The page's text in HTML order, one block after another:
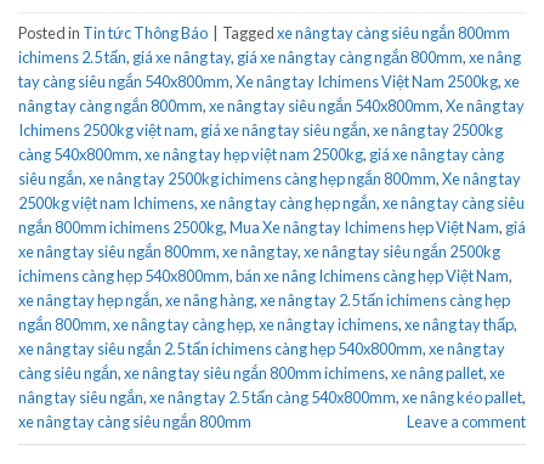
Posted in Tin tức Thông Báo Taggedxe nâng tay càng siêu ngắn 800mm
ichimens 2.5 tấn, giá xe nâng tay, giá xe nâng tay càng ngắn 800mm,xe nâng
tay càng siêu ngắn 540x800mm,Xe nâng tay Ichimens Việt Nam 2500kg,xe
nâng tay càng ngắn 800mm,xe nâng tay siêu ngắn 540x800mm,Xe nâng tay
Ichimens 2500kg việt nam, giá xe nâng tay siêu ngắn,xe nâng tay 2500kg
càng 540x800mm,xe nâng tay hẹp việt nam 2500kg, giá xe nâng tay càng
siêu ngắn,xe nâng tay 2500kg ichimens càng hẹp ngắn 800mm,Xe nâng tay
2500kg việt nam Ichimens,xe nâng tay càng hẹp ngắn,xe nâng tay càng siêu
ngắn 800mm ichimens 2500kg,Mua Xe nâng tay Ichimens hẹp Việt Nam, giá
xe nâng tay siêu ngắn 800mm,xe nâng tay,xe nâng tay siêu ngắn 2500kg
ichimens càng hẹp 540x800mm,bán xe nâng Ichimens càng hẹp Việt Nam,
xe nâng tay hẹp ngắn,xe nâng hàng,xe nâng tay 2.5 tấn ichimens càng hẹp
ngắn 800mm,xe nâng tay càng hẹp,xe nâng tay ichimens,xe nâng tay thấp,
xe nâng tay siêu ngắn 2.5 tấn ichimens càng hẹp 540x800mm,xe nâng tay
càng siêu ngắn,xe nâng tay siêu ngắn 800mm ichimens,xe nâng pallet,xe
nâng tay siêu ngắn,xe nâng tay 2.5 tấn càng 540x800mm,xe nâng kéo pallet,
xe nâng tay càng siêu ngắn 800mm
Leave a comment